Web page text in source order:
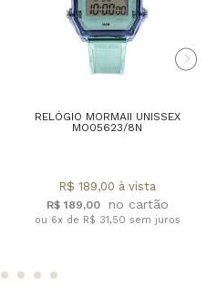
RELÓGIO MORMAII UNISSEX
MO05623/8N
R$ 189,00
R$ 189,00 à vista
ou 6x de R$ 31,50 sem juros